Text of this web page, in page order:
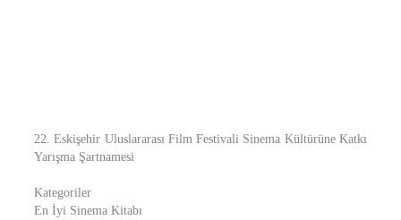
22. Eskişehir Uluslararası Film Festivali Sinema Kültürüne Katkı
Yarışma Şartnamesi
Kategoriler
En İyi Sinema Kitabı